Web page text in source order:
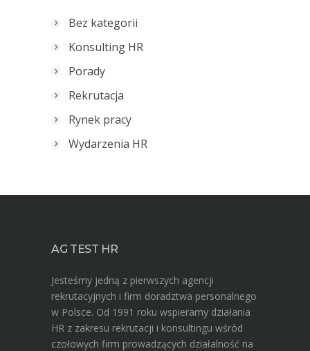
Bez kategorii
Konsulting HR
Porady
Rekrutacja
Rynek pracy
Wydarzenia HR
AG TEST HR
Jesteśmy jedną z pierwszych agencji
rekrutacyjnych i firm doradztwa personalnego
w Polsce. Od 1991 roku wspieramy działania
HR z zakresu rekrutacji i konsultingu wśród
czołowych firm prowadzących działalność na